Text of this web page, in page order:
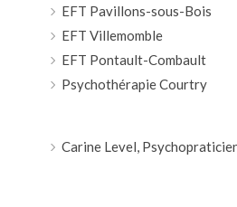
EFT Pavillons-sous-Bois
EFT Villemomble
EFT Pontault-Combault
Psychothérapie Courtry
Carine Level,